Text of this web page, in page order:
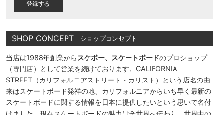
SHOP CONCEPT ショップコンセプト
当店は1988年創業から スケボー、スケートボードのプロショップ
（専門店）として営業を続けております。CALIFORNIA
STREET（カリフォルニアストリート・カリスト）という店名の由
来はスケートボード発祥の地、カリフォルニアからいち早く最新の
スケートボードに関する情報を日本に提供したいという思いで名付
けました。現在スケートボードの魅力は全世界へ伝わり、世界中の